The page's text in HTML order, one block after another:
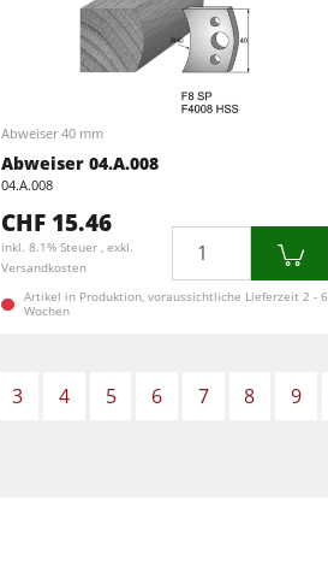
Abweiser 40 mm
Abweiser 04.A.008
04.A.008
CHF 15.46
inkl. 8.1% Steuer , exkl.
Versandkosten
Artikel in Produktion, voraussichtliche Lieferzeit 2 - 6
Wochen
3 4 5 6 7 8 9